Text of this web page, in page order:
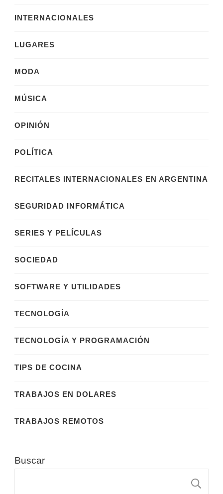
INTERNACIONALES
LUGARES
MODA
MÚSICA
OPINIÓN
POLÍTICA
RECITALES INTERNACIONALES EN ARGENTINA
SEGURIDAD INFORMÁTICA
SERIES Y PELÍCULAS
SOCIEDAD
SOFTWARE Y UTILIDADES
TECNOLOGÍA
TECNOLOGÍA Y PROGRAMACIÓN
TIPS DE COCINA
TRABAJOS EN DOLARES
TRABAJOS REMOTOS
Buscar